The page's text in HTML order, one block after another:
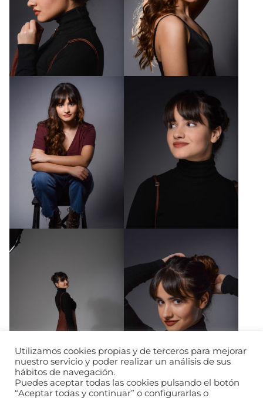
Utilizamos cookies propias y de terceros para mejorar
nuestro servicio y poder realizar un análisis de sus
hábitos de navegación.
Puedes aceptar todas las cookies pulsando el botón
“Aceptar todas y continuar” o configurarlas o